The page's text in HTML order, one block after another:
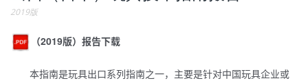
2019版
（2019版）报告下载
本指南是玩具出口系列指南之一，主要是针对中国玩具企业或